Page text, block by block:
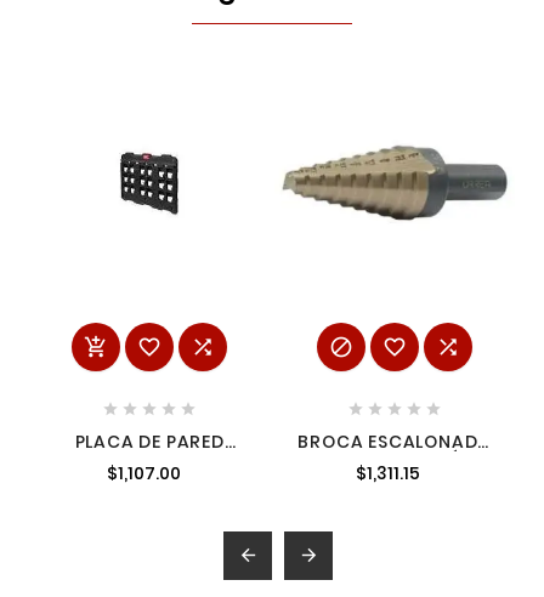
  
    
PLACA DE PARED
GRANDE PACKOUT
AMIL48228487
$1,107.00
  
    
BROCA ESCALONADA
CON DOBLE ESTRÍA 4
1/4" A 3/4" ZANCO 3
$1,311.15
 